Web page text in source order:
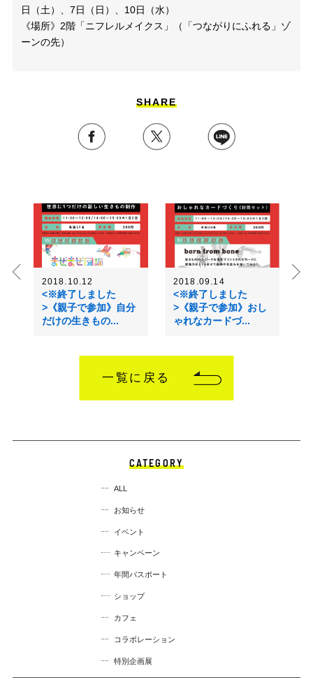
日（土）、7日（日）、10日（水）
《場所》2階「ニフレルメイクス」（「つながりにふれる」ゾ
ーンの先）
SHARE
2018.10.12
<※終了しました
>《親子で参加》自分
だけの生きもの...
2018.09.14
<※終了しました
>《親子で参加》おし
ゃれなカードづ...
一覧に戻る
CATEGORY
ALL
お知らせ
イベント
キャンペーン
年間パスポート
ショップ
カフェ
コラボレーション
特別企画展